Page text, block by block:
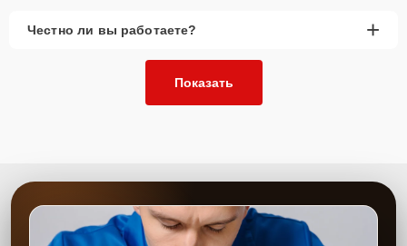
Честно ли вы работаете? +
Показать